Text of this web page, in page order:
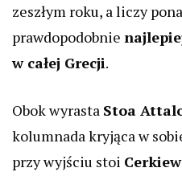
zeszłym roku, a liczy
prawdopodobnie
w całej Grecji.
Obok wyrasta Stoa
kolumnada kryjąca w
przy wyjściu stoi